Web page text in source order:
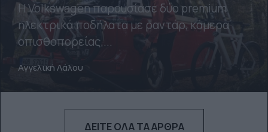
Η Volkswagen παρουσίασε δύο premium
ηλεκτρικά ποδήλατα με ραντάρ, κάμερα
οπισθοπορείας,...
Αγγελική Λάλου
ΔΕΊΤΕ ΌΛΑ ΤΑ ΆΡΘΡΑ